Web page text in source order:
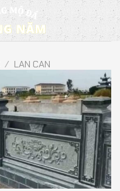
/ LAN CAN